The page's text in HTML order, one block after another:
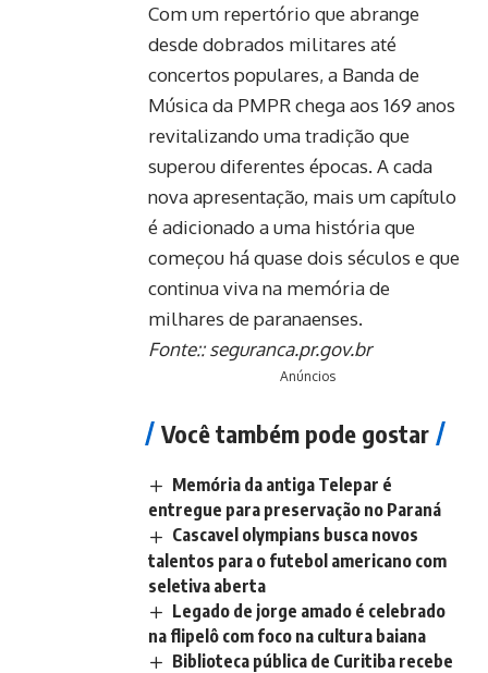
Com um repertório que abrange
desde dobrados militares até
concertos populares, a Banda de
Música da PMPR chega aos 169 anos
revitalizando uma tradição que
superou diferentes épocas. A cada
nova apresentação, mais um capítulo
é adicionado a uma história que
começou há quase dois séculos e que
continua viva na memória de
milhares de paranaenses.
Fonte::seguranca.pr.gov.br
Anúncios
Você também pode gostar
Memória da antiga Telepar é
entregue para preservação no Paraná
Cascavel olympians busca novos
talentos para o futebol americano com
seletiva aberta
Legado de jorge amado é celebrado
na flipelô com foco na cultura baiana
Biblioteca pública de Curitiba recebe